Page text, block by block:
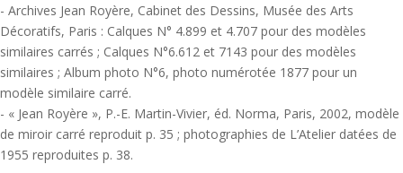
- Archives Jean Royère, Cabinet des Dessins, Musée des Arts
Décoratifs, Paris : Calques N° 4.899 et 4.707 pour des modèles
similaires carrés ; Calques N°6.612 et 7143 pour des modèles
similaires ; Album photo N°6, photo numérotée 1877 pour un
modèle similaire carré.
- « Jean Royère », P.-E. Martin-Vivier, éd. Norma, Paris, 2002, modèle
de miroir carré reproduit p. 35 ; photographies de L’Atelier datées de
1955 reproduites p. 38.